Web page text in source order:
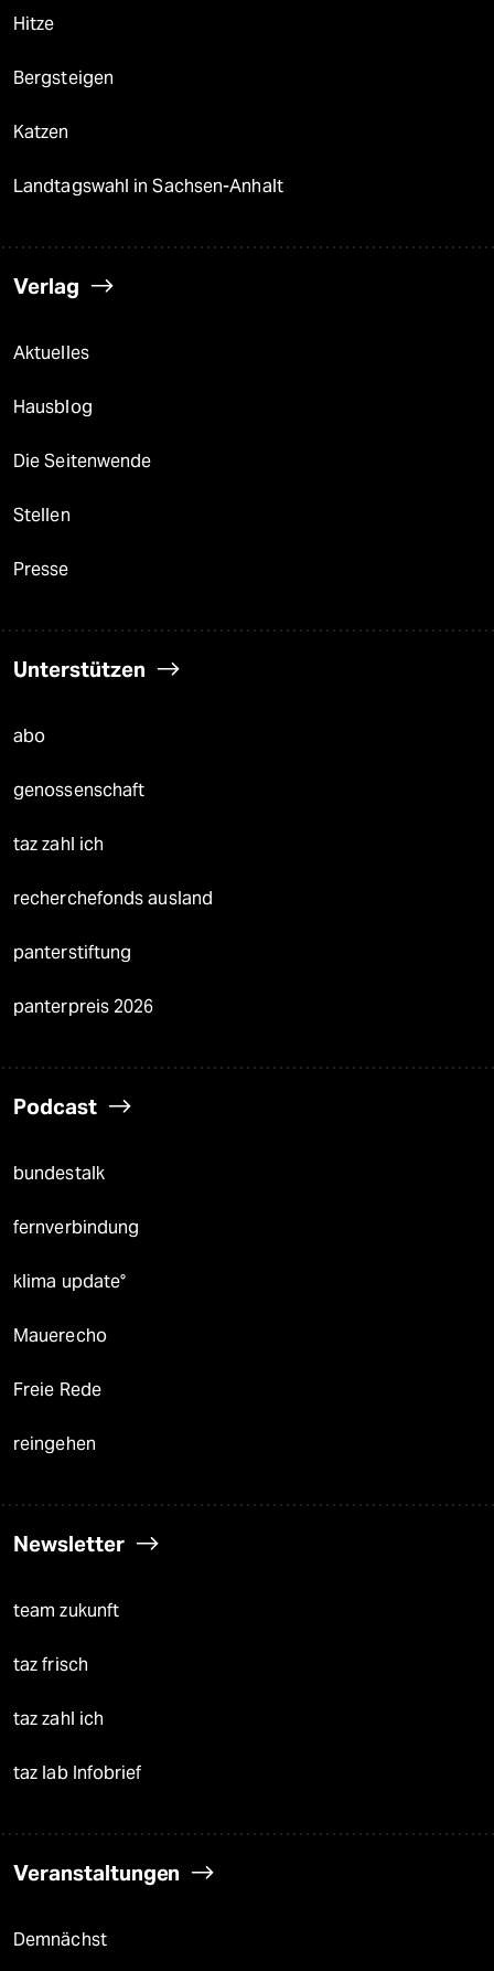
Hitze
Bergsteigen
Katzen
Landtagswahl in Sachsen-Anhalt
Verlag
Aktuelles
Hausblog
Die Seitenwende
Stellen
Presse
Unterstützen
abo
genossenschaft
taz zahl ich
recherchefonds ausland
panterstiftung
panterpreis 2026
Podcast
bundestalk
fernverbindung
klima update°
Mauerecho
Freie Rede
reingehen
Newsletter
team zukunft
taz frisch
taz zahl ich
taz lab Infobrief
Veranstaltungen
Demnächst